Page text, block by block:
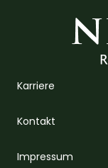
Karriere
Kontakt
Impressum